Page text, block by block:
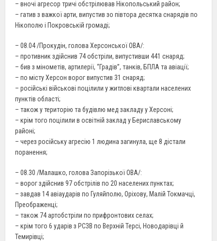
– вночі агресор тричі обстрілював Нікопольський район;
– гатив з важкої арти, випустив зо півтора десятка снарядів по
Нікополю і Покровській громаді;
– 08.04 /Прокудін, голова Херсонської ОВА/:
– противник здійснив 74 обстріли, випустивши 441 снаряд;
– бив з мінометів, артилерії, “Градів”, танків, БПЛА та авіації;
– по місту Херсон ворог випустив 31 снаряд;
– російські військові поцілили у житлові квартали населених
пунктів області;
– також у територію та будівлю мед закладу у Херсоні;
– крім того поцілили в освітній заклад у Бериславському
районі;
– через російську агресію 1 людина загинула, ще 8 дістали
поранення;
– 08.30 /Малашко, голова Запорізької ОВА/:
– ворог здійснив 97 обстрілів по 20 населених пунктах;
– завдав 14 авіаударів по Гуляйполю, Оріхову, Малій Токмачці,
Преображенці;
– також 74 артобстріли по прифронтових селах;
– крім того 6 ударів з РСЗВ по Верхній Терсі, Новодарівці й
Темирівці;